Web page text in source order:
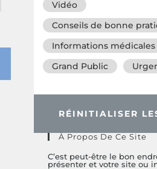
Vidéo
Conseils de bonne
Informations médicales
Grand Public
RÉINITIALISER
À Propos De Ce Site
C’est peut-être le bon
présenter et votre site ou